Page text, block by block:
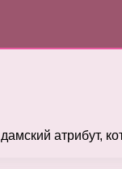
атрибут,